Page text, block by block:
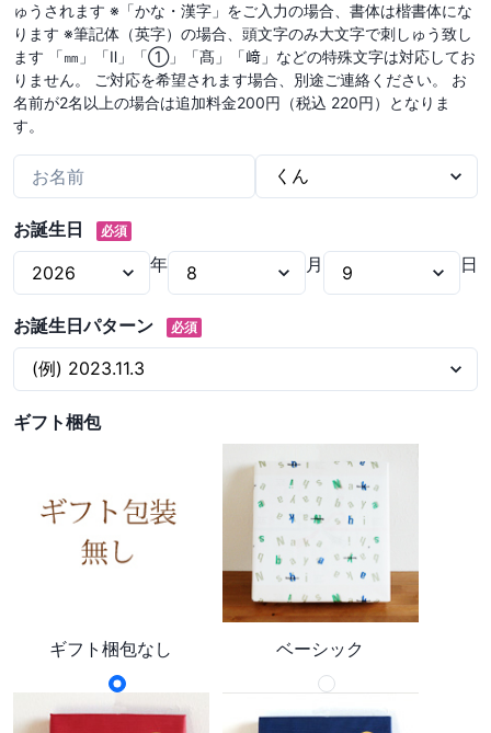
ゅうされます ※「かな・漢字」をご入力の場合、書体は楷書体にな
ります ※筆記体（英字）の場合、頭文字のみ大文字で刺しゅう致し
ます 「㎜」「Ⅱ」「①」「髙」「﨑」などの特殊文字は対応してお
りません。 ご対応を希望されます場合、別途ご連絡ください。 お
名前が2名以上の場合は追加料金200円（税込 220円）となりま
す。
お誕生日 必須
年 月 日
お誕生日パターン 必須
ギフト梱包
ギフト梱包なし ベーシック